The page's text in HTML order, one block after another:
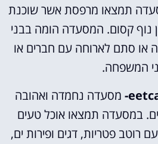
תמצאו מרפסת אשר שוכנת
נוף קסום. המסעדה הומה בבני
או סתם לארוחה עם חברים או
המשפחה.
מסעדה נחמדה ואהובה
במסעדה תמצאו אוכל טעים
רוטב פטריות, דגים ופירות ים,